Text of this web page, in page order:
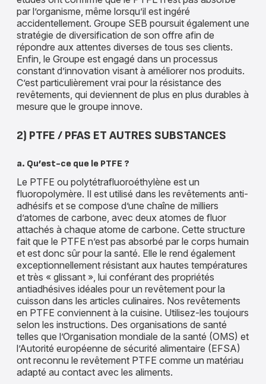
par l’organisme, même lorsqu’il est ingéré
accidentellement. Groupe SEB poursuit également une
stratégie de diversification de son offre afin de
répondre aux attentes diverses de tous ses clients.
Enfin, le Groupe est engagé dans un processus
constant d’innovation visant à améliorer nos produits.
C’est particulièrement vrai pour la résistance des
revêtements, qui deviennent de plus en plus durables à
mesure que le groupe innove.
2) PTFE / PFAS ET AUTRES SUBSTANCES
a. Qu’est-ce que le PTFE ?
Le PTFE ou polytétrafluoroéthylène est un
fluoropolymère. Il est utilisé dans les revêtements anti-
adhésifs et se compose d’une chaîne de milliers
d’atomes de carbone, avec deux atomes de fluor
attachés à chaque atome de carbone. Cette structure
fait que le PTFE n’est pas absorbé par le corps humain
et est donc sûr pour la santé. Elle le rend également
exceptionnellement résistant aux hautes températures
et très « glissant », lui conférant des propriétés
antiadhésives idéales pour un revêtement pour la
cuisson dans les articles culinaires. Nos revêtements
en PTFE conviennent à la cuisine. Utilisez-les toujours
selon les instructions. Des organisations de santé
telles que l’Organisation mondiale de la santé (OMS) et
l’Autorité européenne de sécurité alimentaire (EFSA)
ont reconnu le revêtement PTFE comme un matériau
adapté au contact avec les aliments.